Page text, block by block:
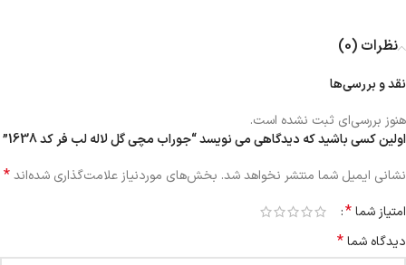
نظرات (0)
نقد و بررسی‌ها
هنوز بررسی‌ای ثبت نشده است.
اولین کسی باشید که دیدگاهی می نویسد “جوراب مچی گل لاله لب فر کد 1638”
نشانی ایمیل شما منتشر نخواهد شد. بخش‌های موردنیاز علامت‌گذاری شده‌اند*
امتیاز شما*
دیدگاه شما*